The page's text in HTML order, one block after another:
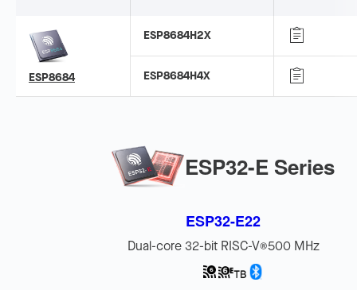
ESP8684
ESP8684H2X
ESP8684H4X
ESP32-E Series
ESP32-E22
Dual-core 32-bit RISC-V®500 MHz